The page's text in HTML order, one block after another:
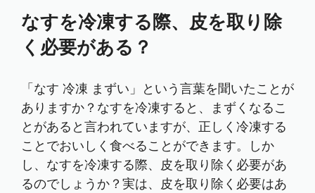
なすを冷凍する際、皮を取り除
く必要がある？
「なす 冷凍 まずい」という言葉を聞いたことが
ありますか？なすを冷凍すると、まずくなるこ
とがあると言われていますが、正しく冷凍する
ことでおいしく食べることができます。しか
し、なすを冷凍する際、皮を取り除く必要があ
るのでしょうか？実は、皮を取り除く必要はあ